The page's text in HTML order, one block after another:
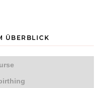
ÜBERBLICK